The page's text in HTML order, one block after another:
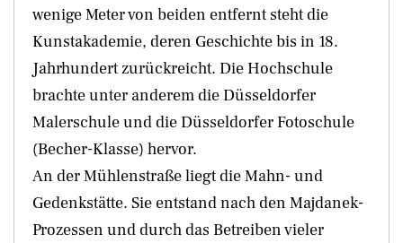
wenige Meter von beiden entfernt steht die
Kunstakademie, deren Geschichte bis in 18.
Jahrhundert zurückreicht. Die Hochschule
brachte unter anderem die Düsseldorfer
Malerschule und die Düsseldorfer Fotoschule
(Becher-Klasse) hervor.
An der Mühlenstraße liegt die Mahn- und
Gedenkstätte. Sie entstand nach den Majdanek-
Prozessen und durch das Betreiben vieler